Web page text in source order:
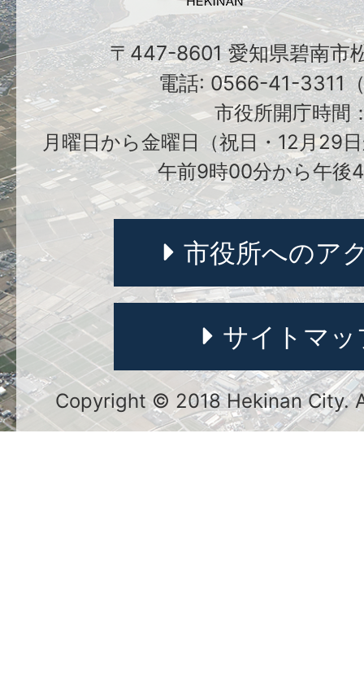
〒447-8601 愛知県碧南市
電話: 0566-41-3311
市役所開庁時間
月曜日から金曜日（祝日・12月29
午前9時00分から午後
市役所へのア
サイトマッ
Copyright © 2018 Hekinan City.